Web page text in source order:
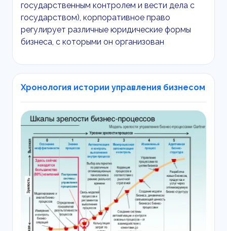
государственным контролем и вести дела с
государством), корпоративное право
регулирует различные юридические формы
бизнеса, с которыми он организован
Хронология истории управления бизнесом